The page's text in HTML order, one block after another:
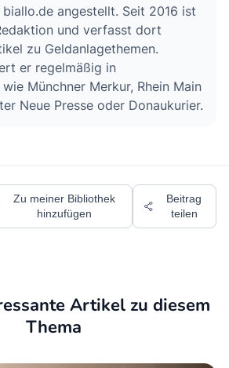
angestellt. Seit 2016 ist
und verfasst dort
zu Geldanlagethemen.
er regelmäßig in
Münchner Merkur, Rhein Main
Neue Presse oder Donaukurier.
Zu meiner Bibliothek
hinzufügen
Beitrag
teilen
Artikel zu diesem
Thema